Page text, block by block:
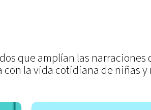
que amplían las
la vida cotidiana de niñas y